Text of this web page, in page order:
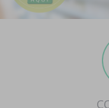
Boletín